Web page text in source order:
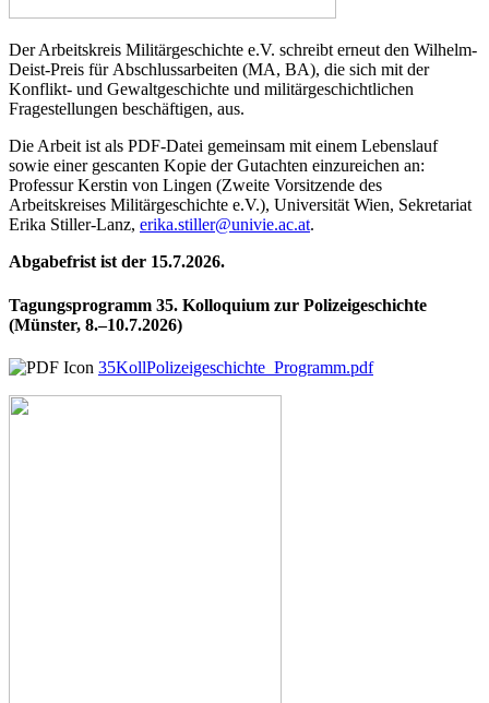
Der Arbeitskreis Militärgeschichte e.V. schreibt erneut den Wilhelm-
Deist-Preis für Abschlussarbeiten (MA, BA), die sich mit der
Konflikt- und Gewaltgeschichte und militärgeschichtlichen
Fragestellungen beschäftigen, aus.
Die Arbeit ist als PDF-Datei gemeinsam mit einem Lebenslauf
sowie einer gescanten Kopie der Gutachten einzureichen an:
Professur Kerstin von Lingen (Zweite Vorsitzende des
Arbeitskreises Militärgeschichte e.V.), Universität Wien, Sekretariat
Erika Stiller-Lanz, erika.stiller@univie.ac.at.
Abgabefrist ist der 15.7.2026.
Tagungsprogramm 35. Kolloquium zur Polizeigeschichte
(Münster, 8.–10.7.2026)
35KollPolizeigeschichte_Programm.pdf